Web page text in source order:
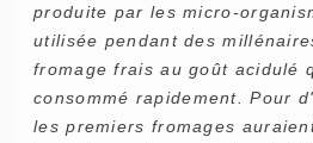
produite par les micro-
utilisée pendant des
fromage frais au goût acidulé
consommé rapidement. Pour
les premiers fromages